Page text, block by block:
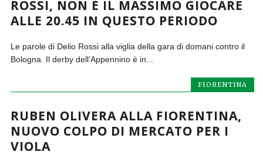
ROSSI, NON È IL MASSIMO GIOCARE
ALLE 20.45 IN QUESTO PERIODO
Le parole di Delio Rossi alla viglia della gara di domani contro il
Bologna. Il derby dell’Appennino è in...
FIORENTINA
RUBEN OLIVERA ALLA FIORENTINA,
NUOVO COLPO DI MERCATO PER I
VIOLA